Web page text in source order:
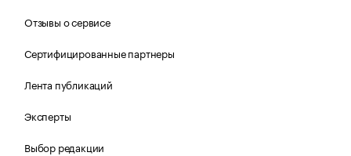
Отзывы о сервисе
Сертифицированные партнеры
Лента публикаций
Эксперты
Выбор редакции